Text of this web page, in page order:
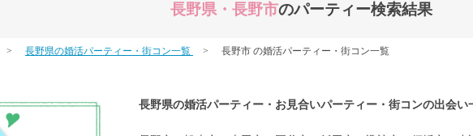
長野県・長野市のパーティー検索結果
長野県の婚活パーティー・街コン一覧 長野市 の婚活パーティー・街コン一覧
長野県の婚活パーティー・お見合いパーティー・街コンの出会い